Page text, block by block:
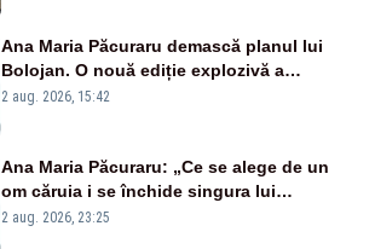
Ana Maria Păcuraru demască planul lui
Bolojan. O nouă ediție explozivă a
emisiunii „Miza Zilei” la Realitatea PLUS
2 aug. 2026, 15:42
Ana Maria Păcuraru: „Ce se alege de un
om căruia i se închide singura lui
portiță?”
2 aug. 2026, 23:25